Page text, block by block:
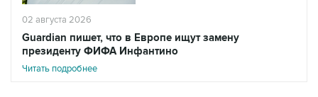
Guardian пишет, что в Европе ищут замену
президенту ФИФА Инфантино
Читать подробнее
На встрече обсудили проект FIFA Forward